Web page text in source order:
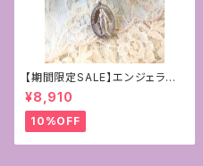
【期間限定SALE】エンジェライ
ト&ローズクォーツ4mmフラー
レン+マリア様の奇跡のメダイ
¥8,910
10%OFF